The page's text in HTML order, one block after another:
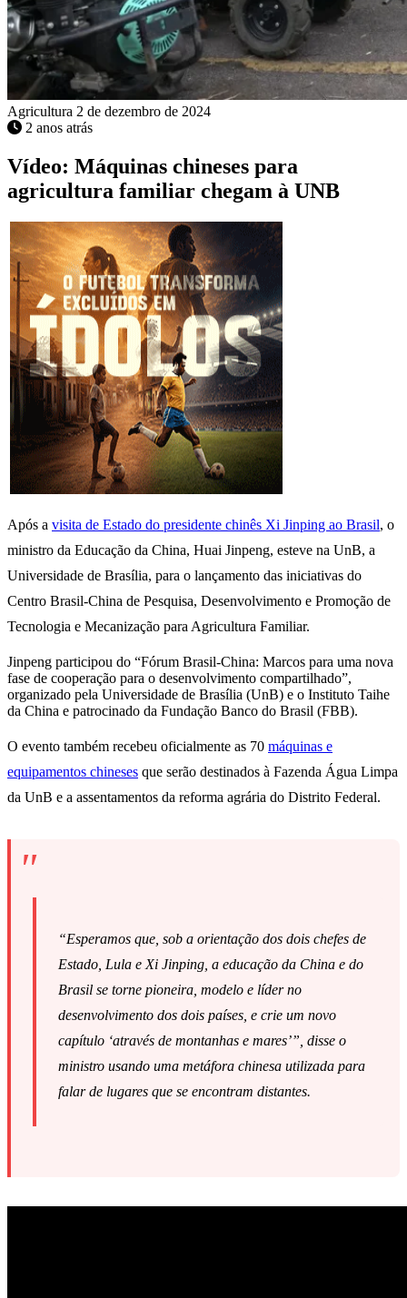
Agricultura 2 de dezembro de 2024
2 anos atrás
Vídeo: Máquinas chineses para
agricultura familiar chegam à UNB
Após a visita de Estado do presidente chinês Xi Jinping ao Brasil, o
ministro da Educação da China, Huai Jinpeng, esteve na UnB, a
Universidade de Brasília, para o lançamento das iniciativas do
Centro Brasil-China de Pesquisa, Desenvolvimento e Promoção de
Tecnologia e Mecanização para Agricultura Familiar.
Jinpeng participou do “Fórum Brasil-China: Marcos para uma nova
fase de cooperação para o desenvolvimento compartilhado”,
organizado pela Universidade de Brasília (UnB) e o Instituto Taihe
da China e patrocinado da Fundação Banco do Brasil (FBB).
O evento também recebeu oficialmente as 70 máquinas e
equipamentos chineses que serão destinados à Fazenda Água Limpa
da UnB e a assentamentos da reforma agrária do Distrito Federal.
“Esperamos que, sob a orientação dos dois chefes de
Estado, Lula e Xi Jinping, a educação da China e do
Brasil se torne pioneira, modelo e líder no
desenvolvimento dos dois países, e crie um novo
capítulo ‘através de montanhas e mares’”, disse o
ministro usando uma metáfora chinesa utilizada para
falar de lugares que se encontram distantes.